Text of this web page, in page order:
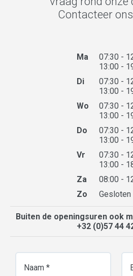
Contacteer
Ma
07:30 -
13:00 -
Di
07:30 -
13:00 -
Wo
07:30 -
13:00 -
Do
07:30 -
13:00 -
Vr
07:30 -
13:00 -
Za
08:00 -
Zo
Gesloten
Buiten de openingsuren ook
+32 (0)57 44